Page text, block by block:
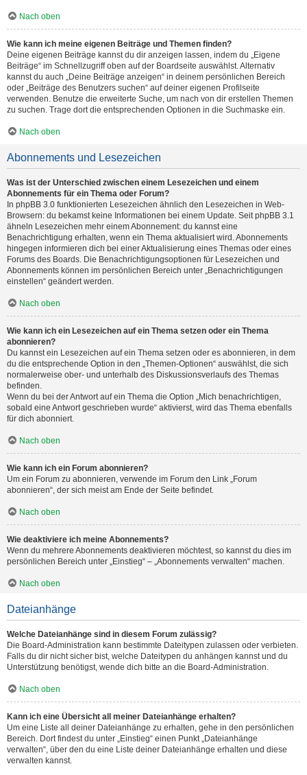
Nach oben
Wie kann ich meine eigenen Beiträge und Themen finden?
Deine eigenen Beiträge kannst du dir anzeigen lassen, indem du „Eigene
Beiträge“ im Schnellzugriff oben auf der Boardseite auswählst. Alternativ
kannst du auch „Deine Beiträge anzeigen“ in deinem persönlichen Bereich
oder „Beiträge des Benutzers suchen“ auf deiner eigenen Profilseite
verwenden. Benutze die erweiterte Suche, um nach von dir erstellen Themen
zu suchen. Trage dort die entsprechenden Optionen in die Suchmaske ein.
Nach oben
Abonnements und Lesezeichen
Was ist der Unterschied zwischen einem Lesezeichen und einem
Abonnements für ein Thema oder Forum?
In phpBB 3.0 funktionierten Lesezeichen ähnlich den Lesezeichen in Web-
Browsern: du bekamst keine Informationen bei einem Update. Seit phpBB 3.1
ähneln Lesezeichen mehr einem Abonnement: du kannst eine
Benachrichtigung erhalten, wenn ein Thema aktualisiert wird. Abonnements
hingegen informieren dich bei einer Aktualisierung eines Themas oder eines
Forums des Boards. Die Benachrichtigungsoptionen für Lesezeichen und
Abonnements können im persönlichen Bereich unter „Benachrichtigungen
einstellen“ geändert werden.
Nach oben
Wie kann ich ein Lesezeichen auf ein Thema setzen oder ein Thema
abonnieren?
Du kannst ein Lesezeichen auf ein Thema setzen oder es abonnieren, in dem
du die entsprechende Option in den „Themen-Optionen“ auswählst, die sich
normalerweise ober- und unterhalb des Diskussionsverlaufs des Themas
befinden.
Wenn du bei der Antwort auf ein Thema die Option „Mich benachrichtigen,
sobald eine Antwort geschrieben wurde“ aktivierst, wird das Thema ebenfalls
für dich abonniert.
Nach oben
Wie kann ich ein Forum abonnieren?
Um ein Forum zu abonnieren, verwende im Forum den Link „Forum
abonnieren“, der sich meist am Ende der Seite befindet.
Nach oben
Wie deaktiviere ich meine Abonnements?
Wenn du mehrere Abonnements deaktivieren möchtest, so kannst du dies im
persönlichen Bereich unter „Einstieg“ – „Abonnements verwalten“ machen.
Nach oben
Dateianhänge
Welche Dateianhänge sind in diesem Forum zulässig?
Die Board-Administration kann bestimmte Dateitypen zulassen oder verbieten.
Falls du dir nicht sicher bist, welche Dateitypen du anhängen kannst und du
Unterstützung benötigst, wende dich bitte an die Board-Administration.
Nach oben
Kann ich eine Übersicht all meiner Dateianhänge erhalten?
Um eine Liste all deiner Dateianhänge zu erhalten, gehe in den persönlichen
Bereich. Dort findest du unter „Einstieg“ einen Punkt „Dateianhänge
verwalten“, über den du eine Liste deiner Dateianhänge erhalten und diese
verwalten kannst.